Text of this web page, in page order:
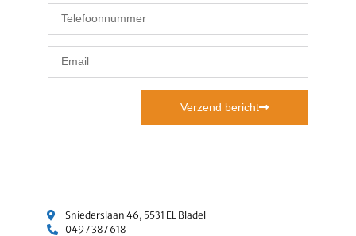
Verzend bericht
Sniederslaan 46, 5531 EL Bladel
0497 387 618